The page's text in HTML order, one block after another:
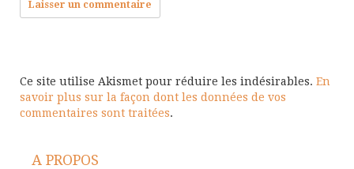
Ce site utilise Akismet pour réduire les indésirables. En
savoir plus sur la façon dont les données de vos
commentaires sont traitées.
A PROPOS